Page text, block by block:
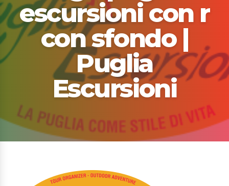
escursioni con r
con sfondo |
Puglia
Escursioni